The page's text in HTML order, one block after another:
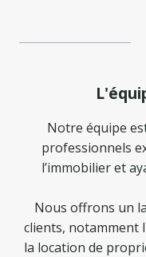
Notre équipe
professionnels
l’immobilier et
Nous offrons un
clients, notamment
la location de